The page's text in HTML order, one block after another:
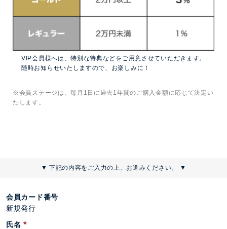
VIP会員様へは、特別な特典などをご用意させていただきます。
随時お知らせいたしますので、お楽しみに！
※会員ステージは、毎月1日に過去1年間のご購入金額に応じて決定い
たします。
▼ 下記の内容をご入力の上、お進みください。 ▼
会員カード番号
新規発行
氏名